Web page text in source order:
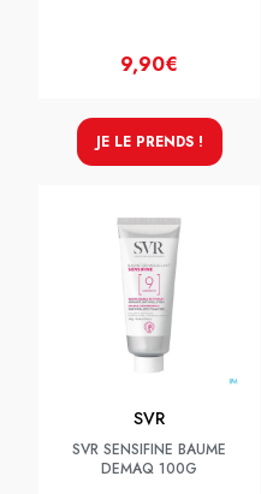
9,90€
JE LE PRENDS !
SVR
SVR SENSIFINE BAUME
DEMAQ 100G